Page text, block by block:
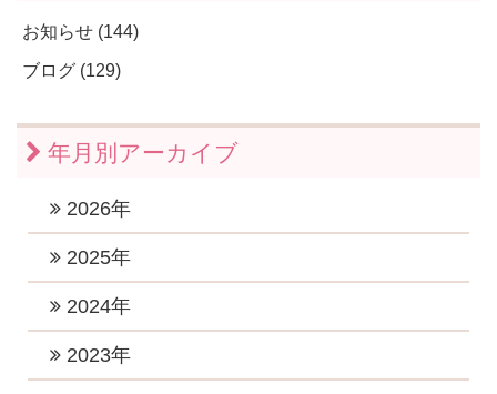
お知らせ (144)
ブログ (129)
年月別アーカイブ
2026年
2026年7月 (1)
2026年5月 (1)
2026年4月 (1)
2025年
2025年11月 (1)
2025年9月 (1)
2024年
2024年12月 (2)
2023年